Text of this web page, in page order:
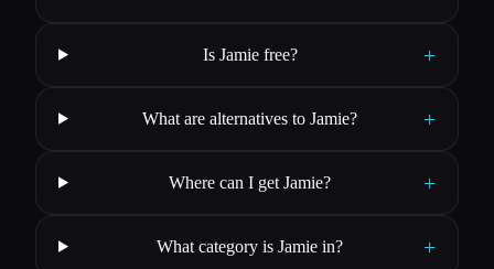
Is Jamie free? +
What are alternatives to Jamie? +
Where can I get Jamie? +
What category is Jamie in? +